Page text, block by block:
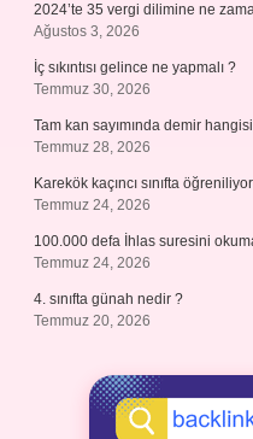
2024’te 35 vergi dilimine ne
Ağustos 3, 2026
İç sıkıntısı gelince ne yapmalı ?
Temmuz 30, 2026
Tam kan sayımında demir
Temmuz 28, 2026
Karekök kaçıncı sınıfta
Temmuz 24, 2026
100.000 defa İhlas suresini
Temmuz 24, 2026
4. sınıfta günah nedir ?
Temmuz 20, 2026